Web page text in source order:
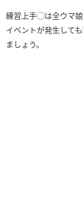
練習上手◯は全ウマ娘
イベントが発生して
ましょう。